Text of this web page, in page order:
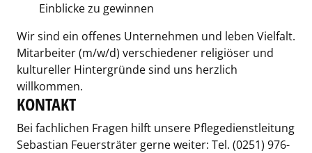
Einblicke zu gewinnen
Wir sind ein offenes Unternehmen und leben Vielfalt.
Mitarbeiter (m/w/d) verschiedener religiöser und
kultureller Hintergründe sind uns herzlich
willkommen.
KONTAKT
Bei fachlichen Fragen hilft unsere Pflegedienstleitung
Sebastian Feuersträter gerne weiter: Tel. (0251) 976-